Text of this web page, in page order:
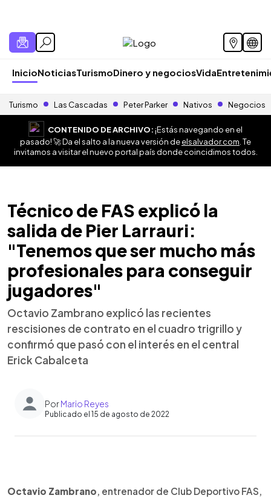
InicioNoticiasTurismoDinero y negociosVida
Turismo Las Cascadas Peter Parker Nativos Negocios
CONTENIDO DE ARCHIVO:¡Estás navegando en el
pasado! 🚀 Da el salto a la nueva versión deelsalvador.com . Te
invitamos a visitar el nuevo portal país donde coincidimos todos.
Técnico de FAS explicó la
salida de Pier Larrauri:
"Tenemos que ser mucho más
profesionales para conseguir
jugadores"
Octavio Zambrano explicó las recientes
rescisiones de contrato en el cuadro trigrillo y
confirmó que pasó con el interés en el central
Erick Cabalceta
PorMario Reyes
Publicado el 15 de agosto de 2022
► Escuchar artículo
Octavio Zambrano, entrenador de Club Deportivo FAS,